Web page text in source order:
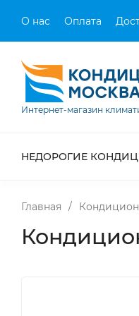
О нас Оплата
Интернет-магазин
НЕДОРОГИЕ
Главная /